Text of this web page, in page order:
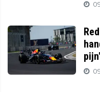
pijn'